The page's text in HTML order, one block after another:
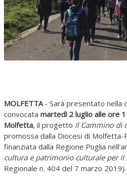
MOLFETTA- Sarà presentato nella
convocata martedì 2 luglio alle ore
Molfetta, il progetto Il Cammino di
promossa dalla Diocesi di Molfetta-
finanziata dalla Regione Puglia
cultura e patrimonio culturale per il
Regionale n. 404 del 7 marzo 2019).